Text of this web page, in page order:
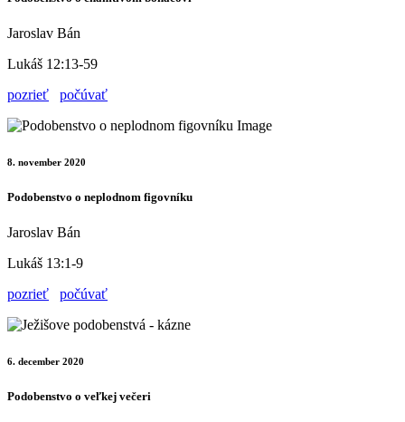
Jaroslav Bán
Lukáš 12:13-59
pozrieť
počúvať
8. november 2020
Podobenstvo o neplodnom figovníku
Jaroslav Bán
Lukáš 13:1-9
pozrieť
počúvať
6. december 2020
Podobenstvo o veľkej večeri